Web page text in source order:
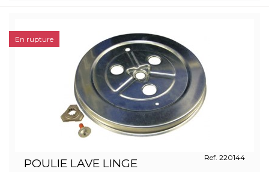
POULIE LAVE LINGE
Ref. 220144
En rupture